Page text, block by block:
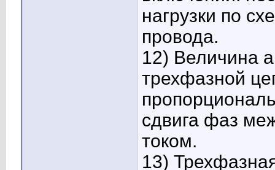
нагрузки по
провода.
12) Величина
трехфазной
сдвига фаз
током.
13)